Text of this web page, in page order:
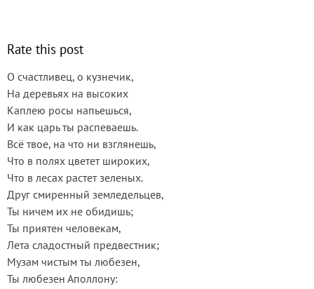
Rate this post
О счастливец, о кузнечик,
На деревьях на высоких
Каплею росы напьешься,
И как царь ты распеваешь.
Всё твое, на что ни взглянешь,
Что в полях цветет широких,
Что в лесах растет зеленых.
Друг смиренный земледельцев,
Ты ничем их не обидишь;
Ты приятен человекам,
Лета сладостный предвестник;
Музам чистым ты любезен,
Ты любезен Аполлону: